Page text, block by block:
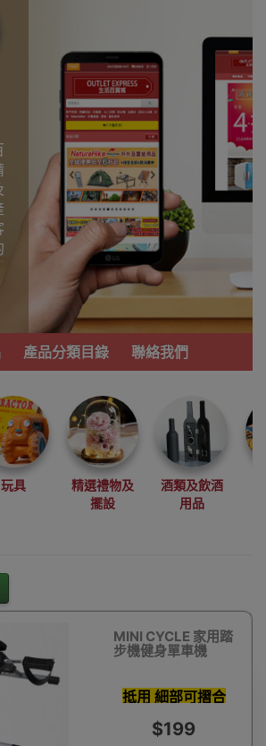
產品分類目錄 聯絡我們
玩具
精選禮物及
擺設
酒類及飲酒
用品
MINI CYCLE 家用踏
步機健身單車機
抵用 細部可摺合
可調力度
$199